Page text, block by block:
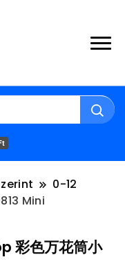
0-12
Mini
彩色万花筒小